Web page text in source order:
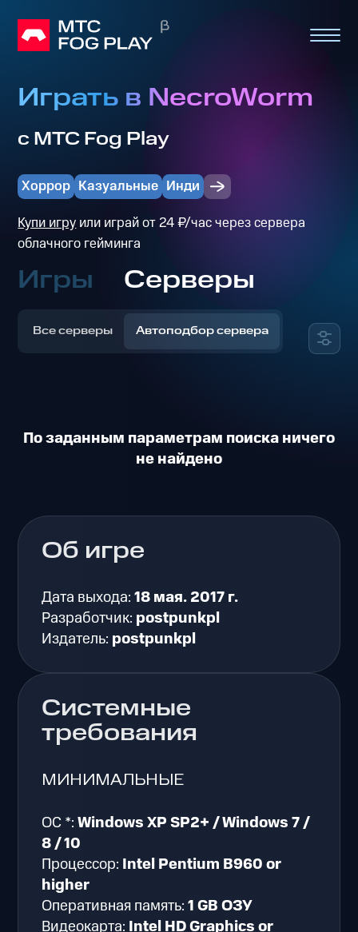
Играть в NecroWorm
с МТС Fog Play
Хоррор Казуальные Инди
Купи игруили играй от 24 ₽/час через сервера
облачного гейминга
Игры Серверы
Все серверы Автоподбор сервера
По заданным параметрам поиска ничего
не найдено
Об игре
Дата выхода:18 мая. 2017 г.
Разработчик: postpunkpl
Издатель: postpunkpl
Системные
требования
МИНИМАЛЬНЫЕ
ОС *:Windows XP SP2+ / Windows 7 /
8 / 10
Процессор: Intel Pentium B960 or
higher
Оперативная память:1 GB ОЗУ
Видеокарта: Intel HD Graphics or